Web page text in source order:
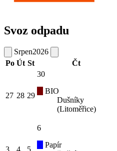
Svoz odpadu
Srpen2026
Po Út St Čt
27 28 29
30
BIO
Dušníky
(Litoměřice)
6
Papír